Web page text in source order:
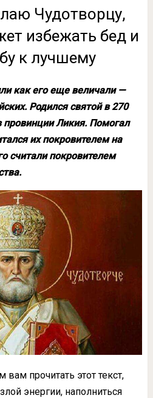
Чудотворцу,
избежать бед и
к лучшему
как его еще величали —
Родился святой в 270
Ликия. Помогал
их покровителем на
считали покровителем
прочитать этот текст,
энергии, наполниться